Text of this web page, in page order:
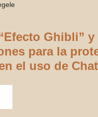
Ghibli” y
para la
el uso de